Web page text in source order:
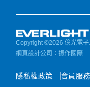
e
Copyright ©2026 億光電
網頁設計公司 ：振作國際
隱私權政策 會員服